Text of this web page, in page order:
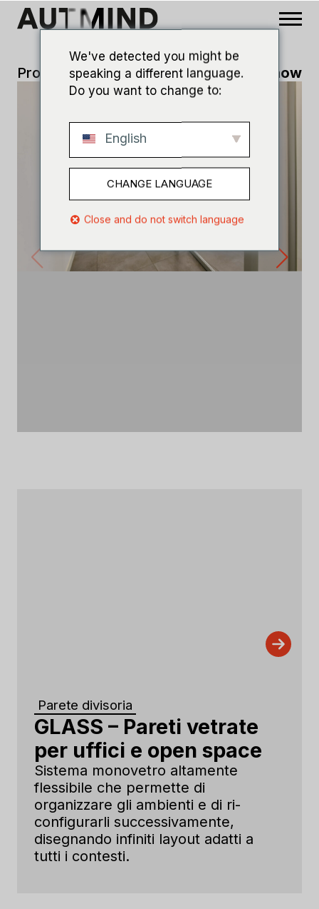
Progetti>Lohmann Slideshow
Parete divisoria
GLASS – Pareti vetrate
per uffici e open space
Sistema monovetro altamente
flessibile che permette di
organizzare gli ambienti e di ri-
configurarli successivamente,
disegnando infiniti layout adatti a
tutti i contesti.
We've detected you might be
speaking a different language.
Do you want to change to:
English
CHANGE LANGUAGE
Close and do not switch language